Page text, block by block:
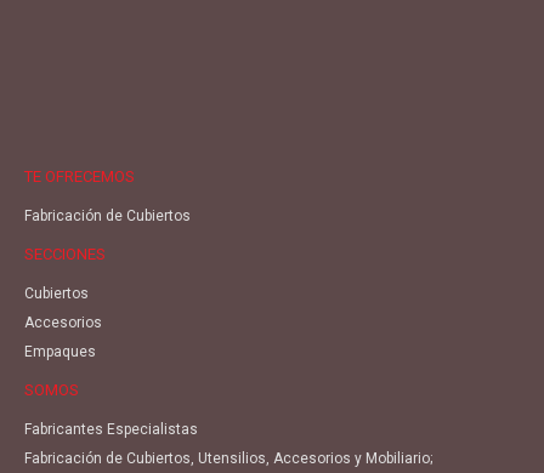
TE OFRECEMOS
Fabricación de Cubiertos
SECCIONES
Cubiertos
Accesorios
Empaques
SOMOS
Fabricantes Especialistas
Fabricación de Cubiertos, Utensilios, Accesorios y Mobiliario;